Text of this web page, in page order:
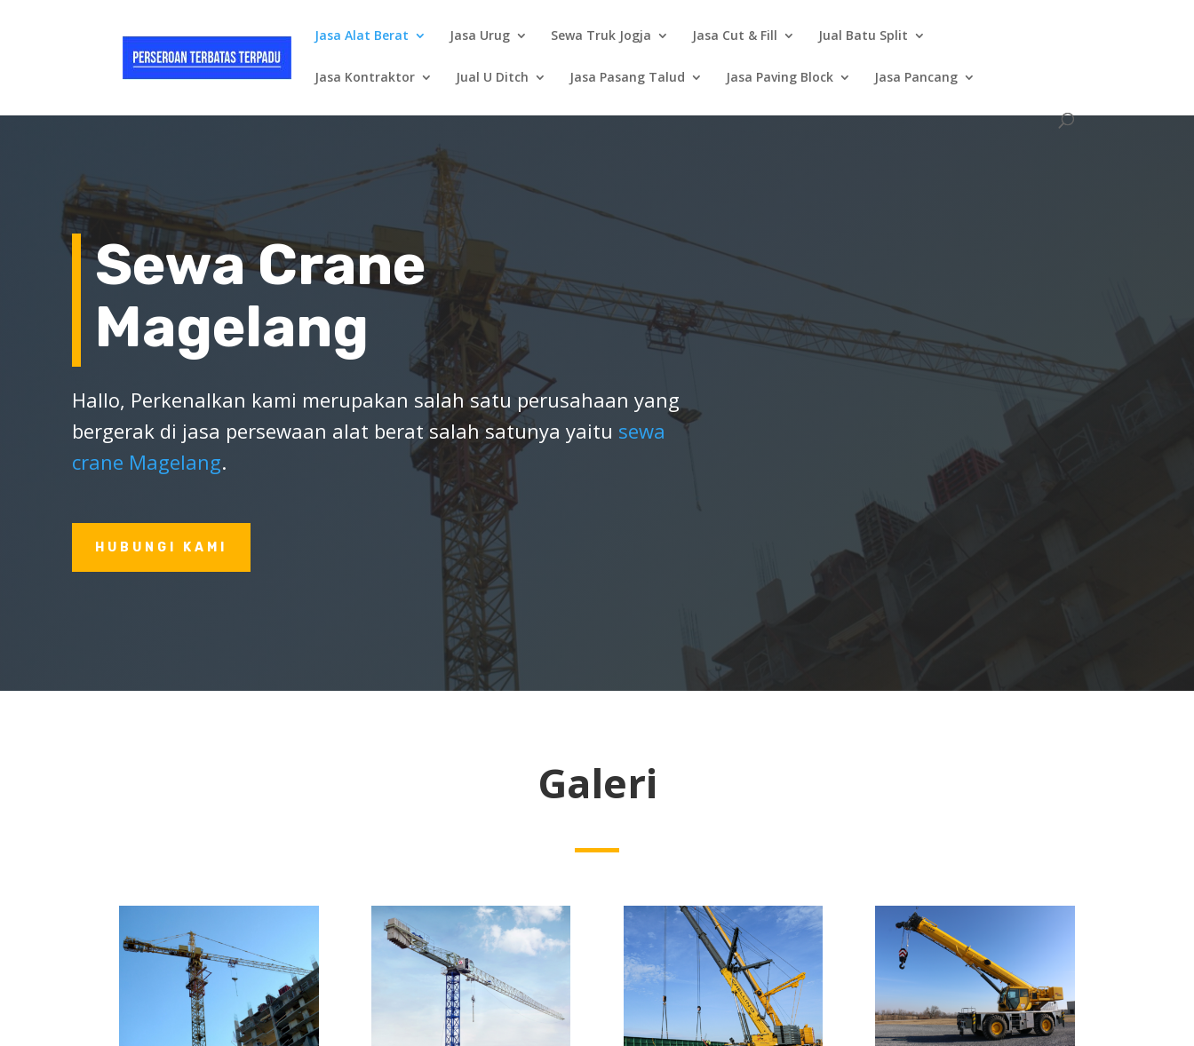
Jasa Alat Berat Jasa Urug Sewa Truk Jogja Jasa Cut & Fill Jual Batu Split
Jasa Kontraktor Jual U Ditch Jasa Pasang Talud Jasa Paving Block Jasa Pancang
Sewa Crane
Magelang
Hallo, Perkenalkan kami merupakan salah satu perusahaan yang
bergerak di jasa persewaan alat berat salah satunya yaitu sewa
crane Magelang.
HUBUNGI KAMI
Galeri